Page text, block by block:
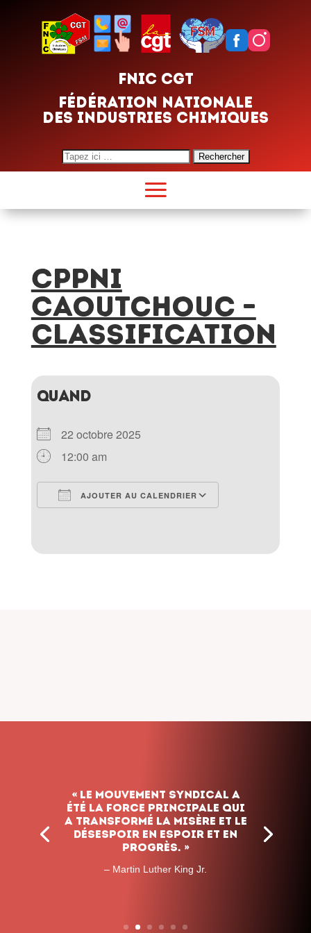
FNIC CGT
FÉDÉRATION NATIONALE
DES INDUSTRIES CHIMIQUES
Search
for:
CPPNI
Caoutchouc –
classification
QUAND
22 octobre 2025
12:00 am
AJOUTER AU CALENDRIER
« Le mouvement syndical a
été la force principale qui
a transformé la misère et le
désespoir en espoir et en
progrès. »
– Martin Luther King Jr.